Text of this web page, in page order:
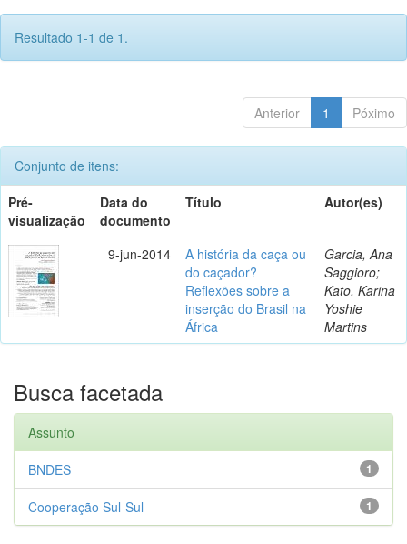
Resultado 1-1 de 1.
Anterior 1 Póximo
Conjunto de itens:
Pré-
visualização
Data do
documento
Título Autor(es)
9-jun-2014
A história da caça ou
do caçador?
Reflexões sobre a
inserção do Brasil na
África
Garcia, Ana
Saggioro;
Kato, Karina
Yoshie
Martins
Busca facetada
Assunto
1
BNDES
1
Cooperação Sul-Sul